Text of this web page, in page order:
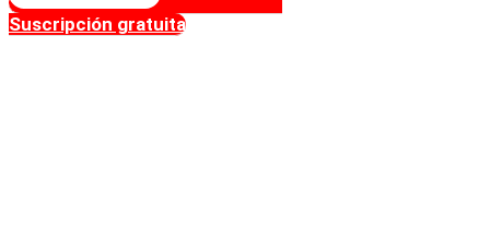
Suscripción gratuita